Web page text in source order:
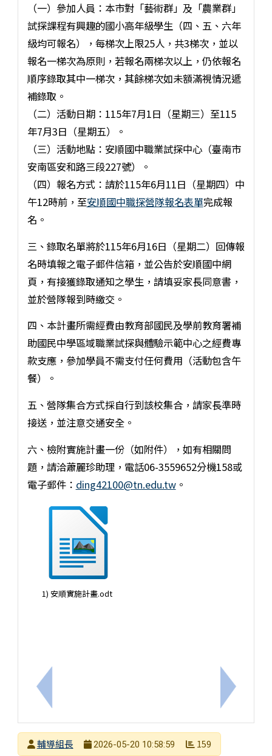
上一筆：轉知清華大學師培中心辦理「SEL 如何成
（一）參加人員：本市對「藝術群」及「農業群」
試探課程有興趣的國小高年級學生（四、五、六年
級均可報名），每梯次上限25人，共3梯次，並以
報名一梯次為原則，若報名兩梯次以上，仍依報名
順序錄取其中一梯次，其餘梯次如未額滿視情況遞
補錄取。
（二）活動日期：115年7月1日（星期三）至115
年7月3日（星期五）。
（三）活動地點：安順國中職業試探中心（臺南市
安南區安和路三段227號）。
（四）報名方式：請於115年6月11日（星期四）中
午12時前，至安順國中職探營隊報名表單完成報
名。
三、錄取名單將於115年6月16日（星期二）回傳報
名時填報之電子郵件信箱，並公告於安順國中網
頁，有接獲錄取通知之學生，請填妥家長同意書，
並於營隊報到時繳交。
四、本計畫所需經費由教育部國民及學前教育署補
助國民中學區域職業試探與體驗示範中心之經費專
款支應，參加學員不需支付任何費用（活動包含午
餐）。
五、營隊集合方式採自行到該校集合，請家長準時
接送，並注意交通安全。
六、檢附實施計畫一份（如附件），如有相關問
題，請洽蕭麗珍助理，電話06-3559652分機158或
電子郵件： ding42100@tn.edu.tw。
1) 安順實施計畫.odt
下一筆：
發布者
輔導組長
2026-05-20 10:58:59 159